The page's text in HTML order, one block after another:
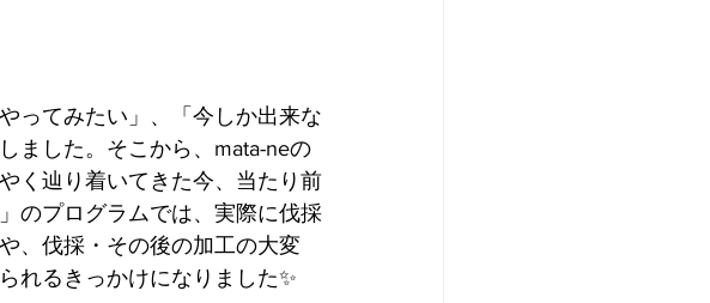
ってみたい」、「今しか出来な
ました。そこから、mata-neの
く辿り着いてきた今、当たり前
のプログラムでは、実際に伐採
、伐採・その後の加工の大変
れるきっかけになりました✨️